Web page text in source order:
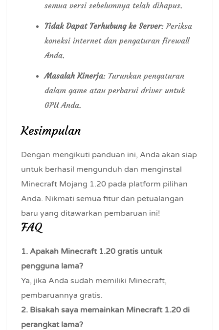
semua versi sebelumnya telah dihapus.
Tidak Dapat Terhubung ke Server: Periksa
koneksi internet dan pengaturan firewall
Anda.
Masalah Kinerja: Turunkan pengaturan
dalam game atau perbarui driver untuk
GPU Anda.
Kesimpulan
Dengan mengikuti panduan ini, Anda akan siap
untuk berhasil mengunduh dan menginstal
Minecraft Mojang 1.20 pada platform pilihan
Anda. Nikmati semua fitur dan petualangan
baru yang ditawarkan pembaruan ini!
FAQ
1. Apakah Minecraft 1.20 gratis untuk
pengguna lama?
Ya, jika Anda sudah memiliki Minecraft,
pembaruannya gratis.
2. Bisakah saya memainkan Minecraft 1.20 di
perangkat lama?